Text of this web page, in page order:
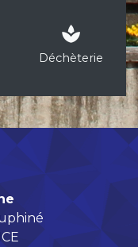
spa
Déchèterie